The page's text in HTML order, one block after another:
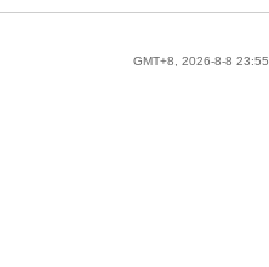
GMT+8, 2026-8-8 23:55